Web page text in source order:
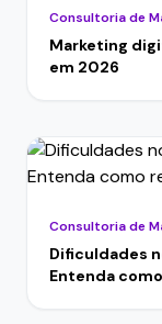
Consultoria de
Marketing
em 2026
Consultoria de
Dificuldades
Entenda